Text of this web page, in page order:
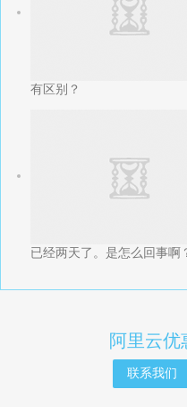
有区别？
已经两天了。是怎么回事啊
阿里云优
联系我们